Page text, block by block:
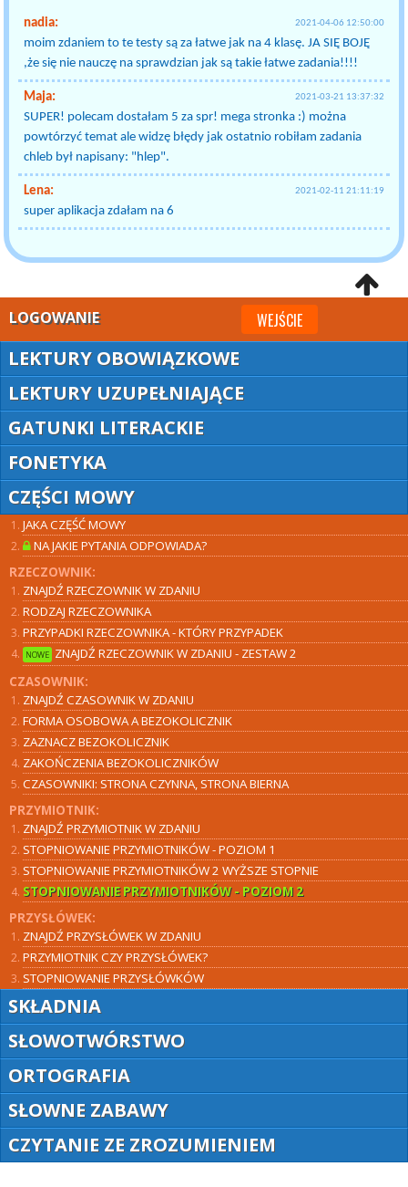
nadia: 2021-04-06 12:50:00
moim zdaniem to te testy są za łatwe jak na 4 klasę. JA SIĘ BOJĘ
,że się nie nauczę na sprawdzian jak są takie łatwe zadania!!!!
Maja: 2021-03-21 13:37:32
SUPER! polecam dostałam 5 za spr! mega stronka :) można
powtórzyć temat ale widzę błędy jak ostatnio robiłam zadania
chleb był napisany: "hlep".
Lena: 2021-02-11 21:11:19
super aplikacja zdałam na 6
LOGOWANIE WEJŚCIE
LEKTURY OBOWIĄZKOWE
LEKTURY UZUPEŁNIAJĄCE
GATUNKI LITERACKIE
FONETYKA
CZĘŚCI MOWY
JAKA CZĘŚĆ MOWY
NA JAKIE PYTANIA ODPOWIADA?
RZECZOWNIK:
ZNAJDŹ RZECZOWNIK W ZDANIU
RODZAJ RZECZOWNIKA
PRZYPADKI RZECZOWNIKA - KTÓRY PRZYPADEK
NOWE ZNAJDŹ RZECZOWNIK W ZDANIU - ZESTAW 2
CZASOWNIK:
ZNAJDŹ CZASOWNIK W ZDANIU
FORMA OSOBOWA A BEZOKOLICZNIK
ZAZNACZ BEZOKOLICZNIK
ZAKOŃCZENIA BEZOKOLICZNIKÓW
CZASOWNIKI: STRONA CZYNNA, STRONA BIERNA
PRZYMIOTNIK:
ZNAJDŹ PRZYMIOTNIK W ZDANIU
STOPNIOWANIE PRZYMIOTNIKÓW - POZIOM 1
STOPNIOWANIE PRZYMIOTNIKÓW 2 WYŻSZE STOPNIE
STOPNIOWANIE PRZYMIOTNIKÓW - POZIOM 2
PRZYSŁÓWEK:
ZNAJDŹ PRZYSŁÓWEK W ZDANIU
PRZYMIOTNIK CZY PRZYSŁÓWEK?
STOPNIOWANIE PRZYSŁÓWKÓW
SKŁADNIA
SŁOWOTWÓRSTWO
ORTOGRAFIA
SŁOWNE ZABAWY
CZYTANIE ZE ZROZUMIENIEM